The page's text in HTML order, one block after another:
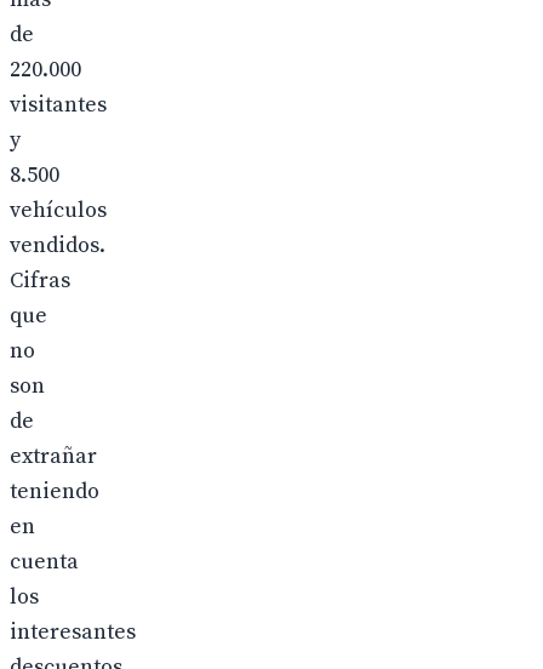
de
220.000
visitantes
y
8.500
vehículos
vendidos.
Cifras
que
no
son
de
extrañar
teniendo
en
cuenta
los
interesantes